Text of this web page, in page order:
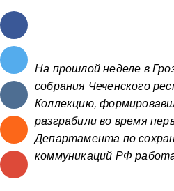
На прошлой неделе в
собрания Чеченского
Коллекцию,
разграбили во время
Департамента по
коммуникаций РФ